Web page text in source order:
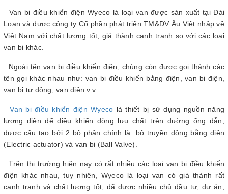
Van bi điều khiển điện Wyeco là loại van được sản xuất tại Đài
Loan và được công ty Cổ phần phát triển TM&DV Âu Việt nhập về
Việt Nam với chất lượng tốt, giá thành cạnh tranh so với các loại
van bi khác.
Ngoài tên van bi điều khiển điện, chúng còn được gọi thành các
tên gọi khác nhau như: van bi điều khiển bằng điện, van bi điện,
van bi tự động, van điện.v.v.
Van bi điều khiển điện Wyeco là thiết bị sử dụng nguồn năng
lượng điện để điều khiển dòng lưu chất trên đường ống dẫn,
được cấu tạo bởi 2 bộ phận chính là: bộ truyền động bằng điện
(Electric actuator) và van bi (Ball Valve).
Trên thị trường hiện nay có rất nhiều các loại van bi điều khiển
điện khác nhau, tuy nhiên, Wyeco là loại van có giá thành rất
cạnh tranh và chất lượng tốt, đã được nhiều chủ đầu tư, dự án,